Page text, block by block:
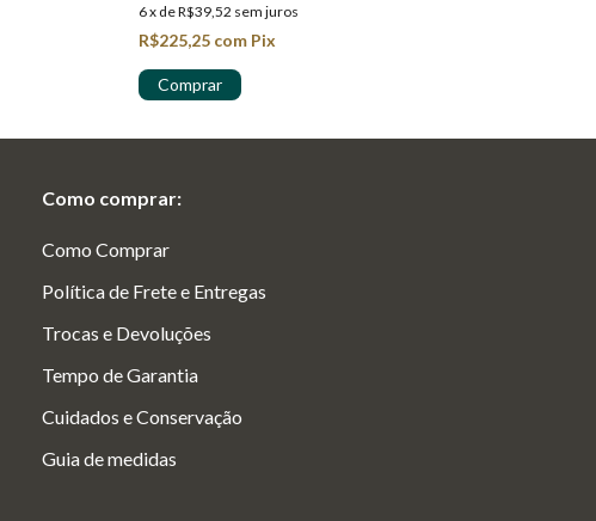
6x deR$39,52 sem juros
R$225,25 com Pix
Como comprar:
Como Comprar
Política de Frete e Entregas
Trocas e Devoluções
Tempo de Garantia
Cuidados e Conservação
Guia de medidas